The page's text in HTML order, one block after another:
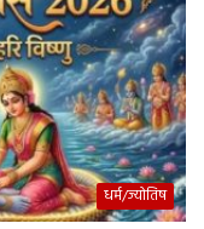
धर्म/ज्योतिष